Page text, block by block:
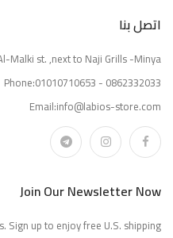
اتصل بنا
Malki st. ,next to Naji Grills -Minya
Phone:01010710653 - 0862332033
Email:info@labios-store.com
Join Our Newsletter Now
Sign up to enjoy free U.S. shipping